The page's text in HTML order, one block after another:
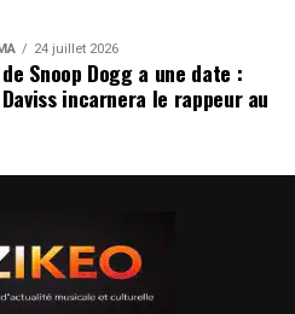
24 juillet 2026
Snoop Dogg a une date :
incarnera le rappeur au